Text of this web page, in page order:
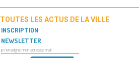
LES ACTUS DE LA VILLE
INSCRIPTION
NEWSLETTER